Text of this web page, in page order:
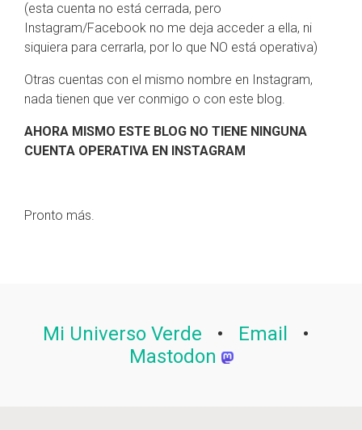
(esta cuenta no está cerrada, pero
Instagram/Facebook no me deja acceder a ella, ni
siquiera para cerrarla, por lo que NO está operativa)
Otras cuentas con el mismo nombre en Instagram,
nada tienen que ver conmigo o con este blog.
AHORA MISMO ESTE BLOG NO TIENE NINGUNA
CUENTA OPERATIVA EN INSTAGRAM
Pronto más.
Mi Universo Verde • Email
•
Mastodon